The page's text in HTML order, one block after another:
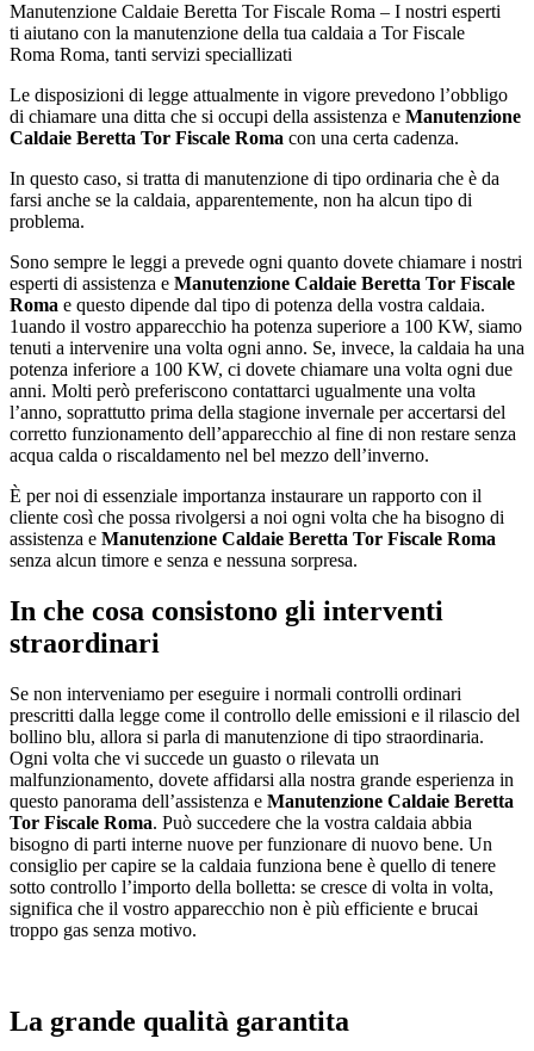
Manutenzione Caldaie Beretta Tor Fiscale Roma – I nostri esperti
ti aiutano con la manutenzione della tua caldaia a Tor Fiscale
Roma Roma, tanti servizi speciallizati
Le disposizioni di legge attualmente in vigore prevedono l’obbligo
di chiamare una ditta che si occupi della assistenza e Manutenzione
Caldaie Beretta Tor Fiscale Roma con una certa cadenza.
In questo caso, si tratta di manutenzione di tipo ordinaria che è da
farsi anche se la caldaia, apparentemente, non ha alcun tipo di
problema.
Sono sempre le leggi a prevede ogni quanto dovete chiamare i nostri
esperti di assistenza e Manutenzione Caldaie Beretta Tor Fiscale
Roma e questo dipende dal tipo di potenza della vostra caldaia.
1uando il vostro apparecchio ha potenza superiore a 100 KW, siamo
tenuti a intervenire una volta ogni anno. Se, invece, la caldaia ha una
potenza inferiore a 100 KW, ci dovete chiamare una volta ogni due
anni. Molti però preferiscono contattarci ugualmente una volta
l’anno, soprattutto prima della stagione invernale per accertarsi del
corretto funzionamento dell’apparecchio al fine di non restare senza
acqua calda o riscaldamento nel bel mezzo dell’inverno.
È per noi di essenziale importanza instaurare un rapporto con il
cliente così che possa rivolgersi a noi ogni volta che ha bisogno di
assistenza e Manutenzione Caldaie Beretta Tor Fiscale Roma
senza alcun timore e senza e nessuna sorpresa.
In che cosa consistono gli interventi
straordinari
Se non interveniamo per eseguire i normali controlli ordinari
prescritti dalla legge come il controllo delle emissioni e il rilascio del
bollino blu, allora si parla di manutenzione di tipo straordinaria.
Ogni volta che vi succede un guasto o rilevata un
malfunzionamento, dovete affidarsi alla nostra grande esperienza in
questo panorama dell’assistenza e Manutenzione Caldaie Beretta
Tor Fiscale Roma. Può succedere che la vostra caldaia abbia
bisogno di parti interne nuove per funzionare di nuovo bene. Un
consiglio per capire se la caldaia funziona bene è quello di tenere
sotto controllo l’importo della bolletta: se cresce di volta in volta,
significa che il vostro apparecchio non è più efficiente e brucai
troppo gas senza motivo.
La grande qualità garantita